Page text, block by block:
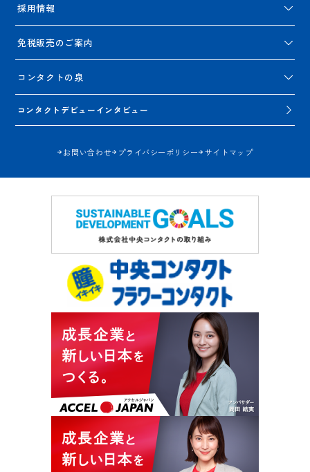
採用情報
免税販売のご案内
コンタクトの泉
コンタクトデビューインタビュー
お問い合わせ プライバシーポリシー サイトマップ